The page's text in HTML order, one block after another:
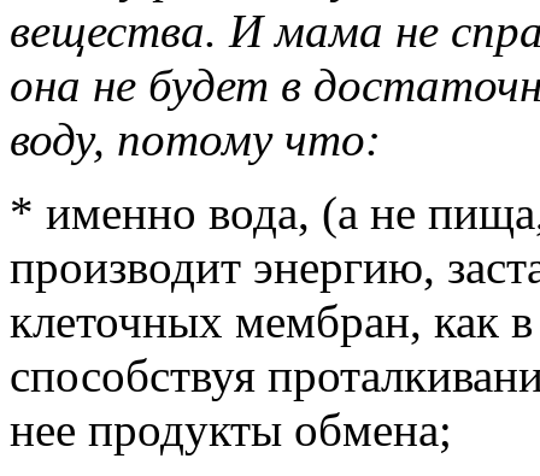
вещества. И мама не
она не будет в
воду, потому что:
* именно вода, (а не
производит энергию,
клеточных мембран, как
способствуя
нее продукты обмена;